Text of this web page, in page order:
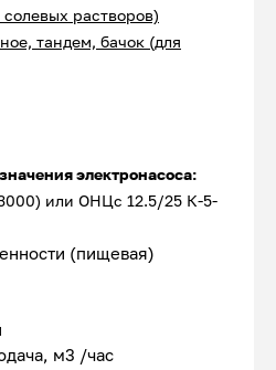
растворов)
тандем, бачок (для
электронасоса:
или ОНЦс 12.5/25 К-5-
(пищевая)
м3 /час